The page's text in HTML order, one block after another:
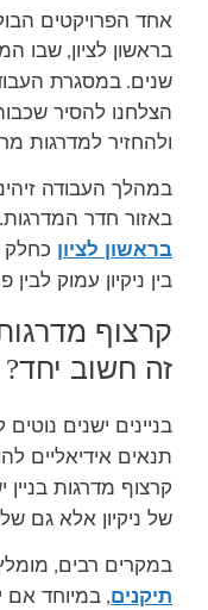
אחד הפרויקטים
בראשון לציון, שבו
שנים. במסגרת
הצלחנו להסיר
ולהחזיר למדרגות
במהלך העבודה
באזור חדר המדרגות.
בראשון לציון כחלק
בין ניקיון עמוק
קרצוף
זה חשוב יחד?
בניינים ישנים
תנאים אידיאליים
קרצוף מדרגות בניין
של ניקיון אלא גם
במקרים רבים,
תיקנים, במיוחד אם